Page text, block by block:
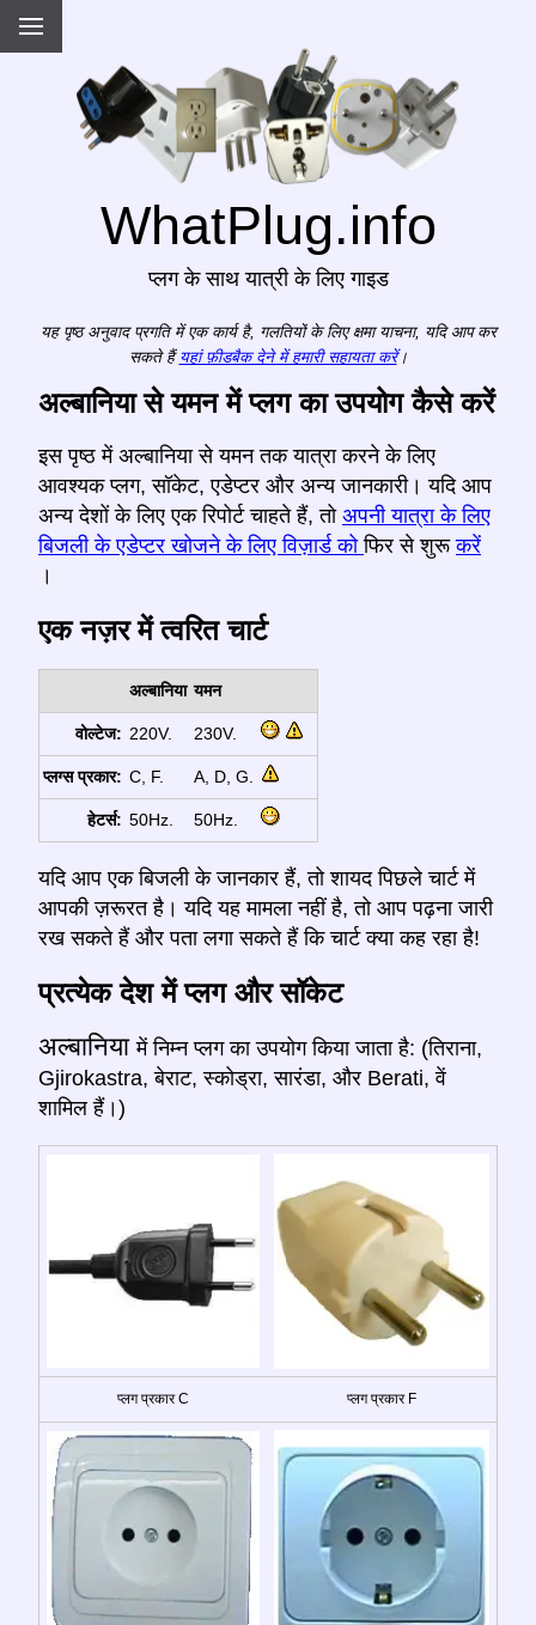
WhatPlug.info
प्लग के साथ यात्री के लिए गाइड
यह पृष्ठ अनुवाद प्रगति में एक कार्य है, गलतियों के लिए क्षमा याचना, यदि आप कर
सकते हैं यहां फ़ीडबैक देने में हमारी सहायता करें।
अल्बानिया से यमन में प्लग का उपयोग कैसे करें
इस पृष्ठ में अल्बानिया से यमन तक यात्रा करने के लिए
आवश्यक प्लग, सॉकेट, एडेप्टर और अन्य जानकारी। यदि आप
अन्य देशों के लिए एक रिपोर्ट चाहते हैं, तो अपनी यात्रा के लिए
बिजली के एडेप्टर खोजने के लिए विज़ार्ड कोफिर से शुरूकरें
।
एक नज़र में त्वरित चार्ट
अल्बानिया यमन
वोल्टेज: 220V. 230V.
प्लग्स प्रकार: C, F. A, D, G.
हेटर्स: 50Hz. 50Hz.
यदि आप एक बिजली के जानकार हैं, तो शायद पिछले चार्ट में
आपकी ज़रूरत है। यदि यह मामला नहीं है, तो आप पढ़ना जारी
रख सकते हैं और पता लगा सकते हैं कि चार्ट क्या कह रहा है!
प्रत्येक देश में प्लग और सॉकेट
अल्बानियामें निम्न प्लग का उपयोग किया जाता है: (तिराना,
Gjirokastra, बेराट, स्कोड्रा, सारंडा, और Berati, वें
शामिल हैं।)
प्लग प्रकार C प्लग प्रकार F